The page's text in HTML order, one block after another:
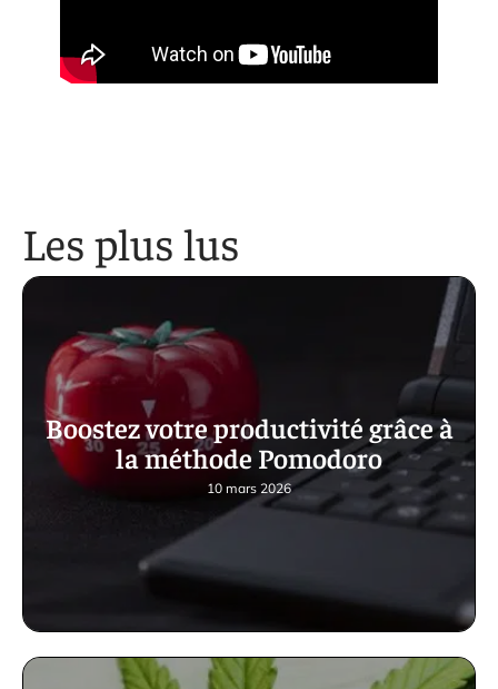
Les plus lus
Boostez votre productivité grâce à
la méthode Pomodoro
10 mars 2026